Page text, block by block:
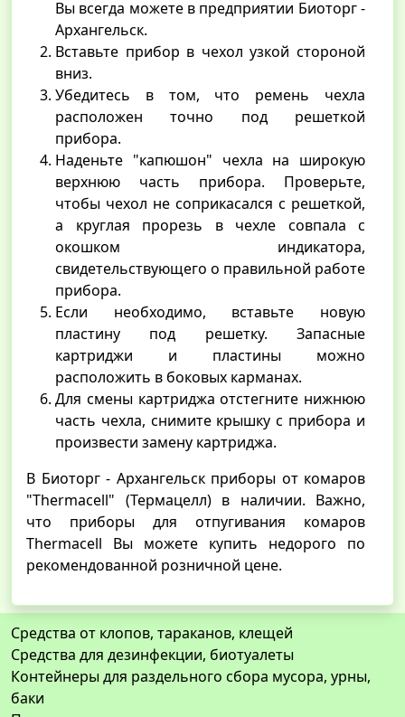
Вы всегда можете в предприятии Биоторг -
Архангельск.
Вставьте прибор в чехол узкой стороной
вниз.
Убедитесь в том, что ремень чехла
расположен точно под решеткой
прибора.
Наденьте "капюшон" чехла на широкую
верхнюю часть прибора. Проверьте,
чтобы чехол не соприкасался с решеткой,
а круглая прорезь в чехле совпала с
окошком индикатора,
свидетельствующего о правильной работе
прибора.
Если необходимо, вставьте новую
пластину под решетку. Запасные
картриджи и пластины можно
расположить в боковых карманах.
Для смены картриджа отстегните нижнюю
часть чехла, снимите крышку с прибора и
произвести замену картриджа.
В Биоторг - Архангельск приборы от комаров
"Thermacell" (Термацелл) в наличии. Важно,
что приборы для отпугивания комаров
Thermacell Вы можете купить недорого по
рекомендованной розничной цене.
Средства от клопов, тараканов, клещей
Средства для дезинфекции, биотуалеты
Контейнеры для раздельного сбора мусора, урны,
баки